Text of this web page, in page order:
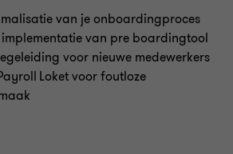
van je onboardingproces
van pre boardingtool
voor nieuwe medewerkers
Loket voor foutloze